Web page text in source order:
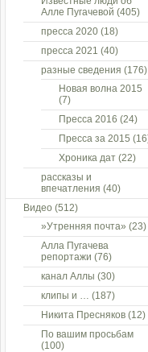
Алле Пугачевой (405)
пресса 2020 (18)
пресса 2021 (40)
разные сведения (176)
Новая волна 2015
(7)
Пресса 2016 (24)
Пресса за 2015
Хроника дат (22)
рассказы и
впечатления (40)
Видео (512)
»Утренняя почта» (23)
Алла Пугачева
репортажи (76)
канал Аллы (30)
клипы и … (187)
Никита Пресняков (12)
По вашим просьбам
(100)